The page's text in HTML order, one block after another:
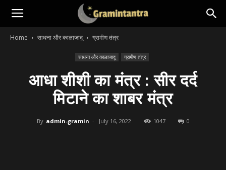
Home साधना और कालाजादू ग्रामीण तंत्र
साधना और कालाजादू ग्रामीण तंत्र
आधा शीशी का मंत्र : सीर दर्द
मिटाने का शाबर मंत्र
By admin-gramin - July 16, 2022 1047 0